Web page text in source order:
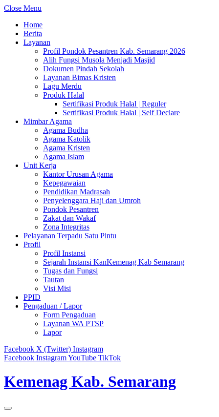
Close Menu
Home
Berita
Layanan
Profil Pondok Pesantren Kab. Semarang 2026
Alih Fungsi Musola Menjadi Masjid
Dokumen Pindah Sekolah
Layanan Bimas Kristen
Lagu Merdu
Produk Halal
Sertifikasi Produk Halal | Reguler
Sertifikasi Produk Halal | Self Declare
Mimbar Agama
Agama Budha
Agama Katolik
Agama Kristen
Agama Islam
Unit Kerja
Kantor Urusan Agama
Kepegawaian
Pendidikan Madrasah
Penyelenggara Haji dan Umroh
Pondok Pesantren
Zakat dan Wakaf
Zona Integritas
Pelayanan Terpadu Satu Pintu
Profil
Profil Instansi
Sejarah Instansi KanKemenag Kab Semarang
Tugas dan Fungsi
Tautan
Visi Misi
PPID
Pengaduan / Lapor
Form Pengaduan
Layanan WA PTSP
Lapor
Facebook X (Twitter) Instagram
Facebook InstagramYouTube TikTok
Kemenag Kab. Semarang